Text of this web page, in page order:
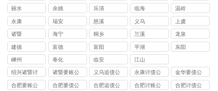
丽水 余姚 乐清 临海 温岭
永康 瑞安 慈溪 义乌 上虞
诸暨 海宁 桐乡 兰溪 龙泉
建德 富德 富阳 平湖 东阳
嵊州 奉化 临安 江山
绍兴诸暨讨
债公司
诸暨要账公
司
义乌追债公
司
永康讨债公
司
金华要债公
司
合肥要账公
合肥要债公
合肥追债公
合肥讨账公
合肥讨债公